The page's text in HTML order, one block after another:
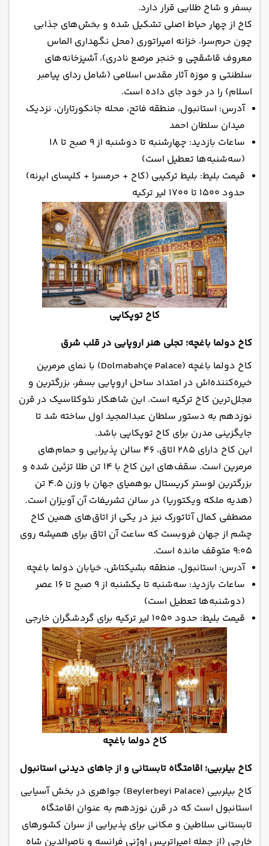
بسفر و شاخ طلایی قرار دارد.
کاخ از چهار حیاط اصلی تشکیل شده و بخش‌های جذابی
چون حرم‌سرا، خزانه امپراتوری (محل نگهداری الماس
معروف قاشقچی و خنجر مرصع نادری)، آشپزخانه‌های
سلطنتی و موزه آثار مقدس اسلامی (شامل ردای پیامبر
اسلام) را در خود جای داده است.
آدرس: استانبول، منطقه فاتح، محله جانکورتاران، نزدیک
میدان سلطان احمد
ساعات بازدید: چهارشنبه تا دوشنبه از ۹ صبح تا ۱۸
(سه‌شنبه‌ها تعطیل است)
قیمت بلیط: بلیط ترکیبی (کاخ + حرمسرا + کلیسای ایرنه)
حدود ۱۵۰۰ تا ۱۷۰۰ لیر ترکیه
کاخ توپکاپی
کاخ دولما باغچه؛ تجلی هنر اروپایی در قلب شرق
کاخ دولما باغچه (Dolmabahçe Palace) با نمای مرمرین
خیره‌کننده‌اش در امتداد ساحل اروپایی بسفر، بزرگترین و
مجلل‌ترین کاخ ترکیه است. این شاهکار نئوکلاسیک در قرن
نوزدهم به دستور سلطان عبدالمجید اول ساخته شد تا
جایگزینی مدرن برای کاخ توپکاپی باشد.
این کاخ دارای ۲۸۵ اتاق، ۴۶ سالن پذیرایی و حمام‌های
مرمرین است. سقف‌های این کاخ با ۱۴ تن طلا تزئین شده و
بزرگترین لوستر کریستال بوهمیای جهان با وزن ۴.۵ تن
(هدیه ملکه ویکتوریا) در سالن تشریفات آن آویزان است.
مصطفی کمال آتاتورک نیز در یکی از اتاق‌های همین کاخ
چشم از جهان فروبست که ساعت آن اتاق برای همیشه روی
۹:۰۵ متوقف مانده است.
آدرس: استانبول، منطقه بشیکتاش، خیابان دولما باغچه
ساعات بازدید: سه‌شنبه تا یکشنبه از ۹ صبح تا ۱۶ عصر
(دوشنبه‌ها تعطیل است)
قیمت بلیط: حدود ۱۰۵۰ لیر ترکیه برای گردشگران خارجی
کاخ دولما باغچه
کاخ بیلربیی؛ اقامتگاه تابستانی و از جاهای دیدنی استانبول
کاخ بیلربیی (Beylerbeyi Palace) جواهری در بخش آسیایی
استانبول است که در قرن نوزدهم به عنوان اقامتگاه
تابستانی سلاطین و مکانی برای پذیرایی از سران کشورهای
خارجی (از جمله امپراتریس اوژنی فرانسه و ناصرالدین شاه